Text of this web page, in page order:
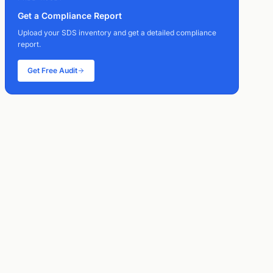
Get a Compliance Report
Upload your SDS inventory and get a detailed compliance
report.
Get Free Audit